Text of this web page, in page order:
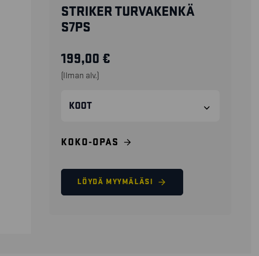
STRIKER TURVAKENKÄ
S7PS
199,00 €
(Ilman alv.)
KOOT
KOKO-OPAS
LÖYDÄ MYYMÄLÄSI